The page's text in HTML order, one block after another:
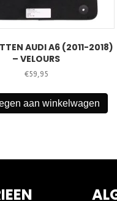
AUDI A6 (2011-2018)
– VELOURS
€59,95
aan winkelwagen